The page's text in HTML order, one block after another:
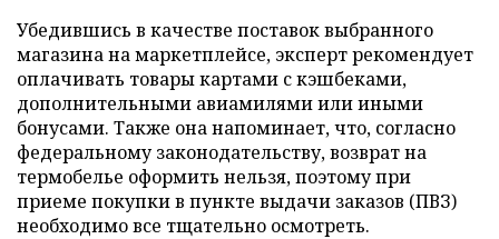
Убедившись в качестве поставок выбранного
магазина на маркетплейсе, эксперт рекомендует
оплачивать товары картами с кэшбеками,
дополнительными авиамилями или иными
бонусами. Также она напоминает, что, согласно
федеральному законодательству, возврат на
термобелье оформить нельзя, поэтому при
приеме покупки в пункте выдачи заказов (ПВЗ)
необходимо все тщательно осмотреть.